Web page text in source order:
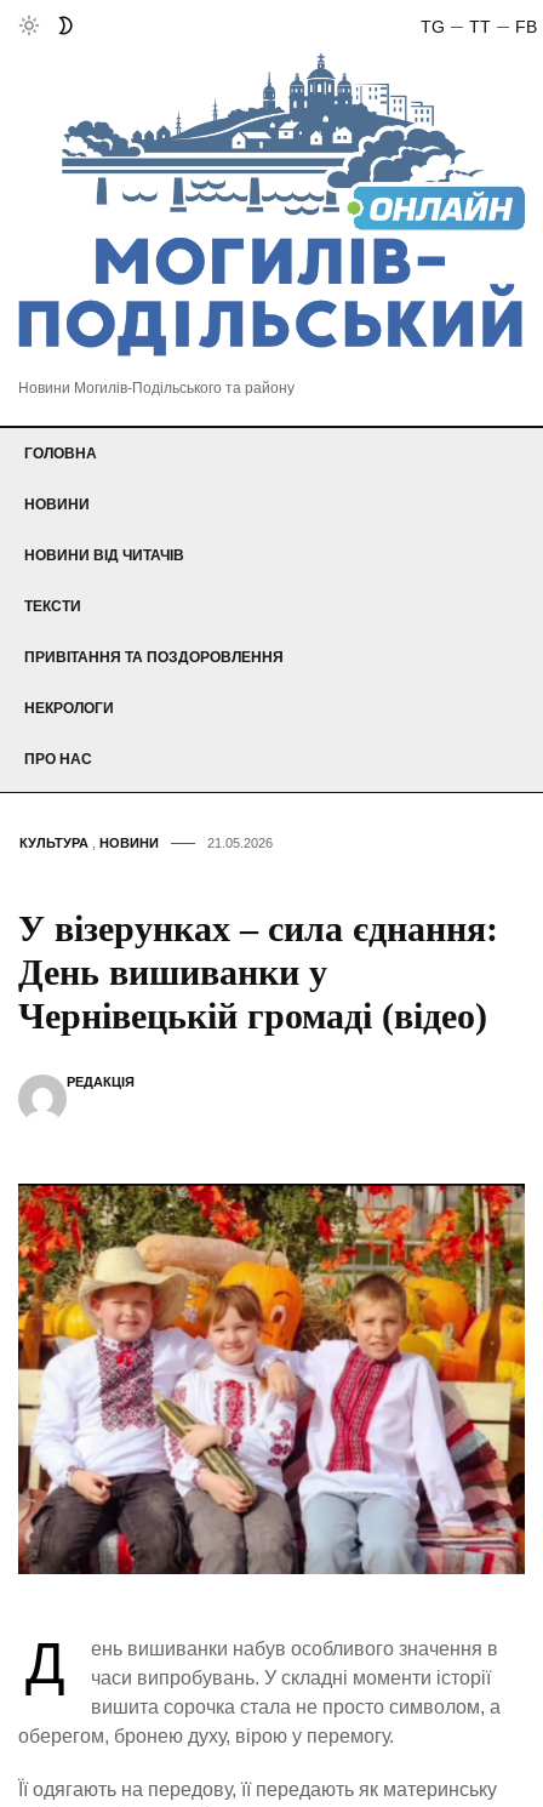
FB
TT
TG
Новини Могилів-Подільського та району
ГОЛОВНА
НОВИНИ
НОВИНИ ВІД ЧИТАЧІВ
ТЕКСТИ
ПРИВІТАННЯ ТА ПОЗДОРОВЛЕННЯ
НЕКРОЛОГИ
ПРО НАС
КУЛЬТУРА НОВИНИ 21.05.2026
У візерунках – сила єднання:
День вишиванки у
Чернівецькій громаді (відео)
РЕДАКЦІЯ
Д
ень вишиванки набув особливого значення в
часи випробувань. У складні моменти історії
вишита сорочка стала не просто символом, а
оберегом, бронею духу, вірою у перемогу.
Її одягають на передову, її передають як материнську